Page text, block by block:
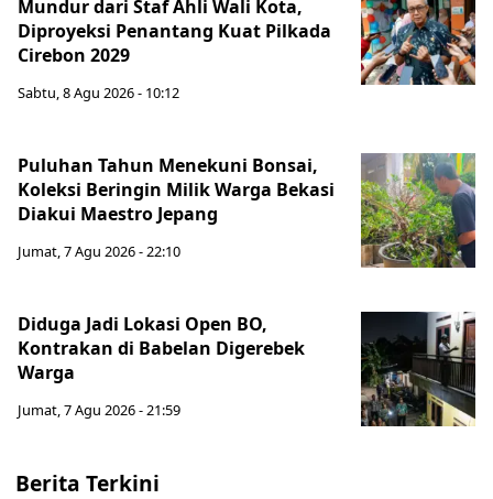
Mundur dari Staf Ahli Wali Kota,
Diproyeksi Penantang Kuat Pilkada
Cirebon 2029
Sabtu, 8 Agu 2026 - 10:12
Puluhan Tahun Menekuni Bonsai,
Koleksi Beringin Milik Warga Bekasi
Diakui Maestro Jepang
Jumat, 7 Agu 2026 - 22:10
Diduga Jadi Lokasi Open BO,
Kontrakan di Babelan Digerebek
Warga
Jumat, 7 Agu 2026 - 21:59
Berita Terkini